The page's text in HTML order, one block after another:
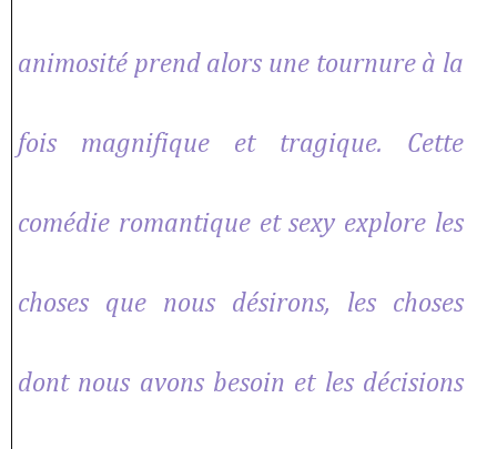
animosité prend alors une tournure à la
fois magnifique et tragique. Cette
comédie romantique et sexy explore les
choses que nous désirons, les choses
dont nous avons besoin et les décisions